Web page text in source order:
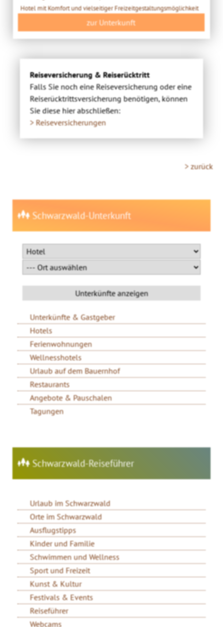
Hotel mit Komfort und vielseitiger Freizeitgestaltungsmöglichkeit
zur Unterkunft
Reiseversicherung & Reiserücktritt
Falls Sie noch eine Reiseversicherung oder eine
Reiserücktrittsversicherung benötigen, können
Sie diese hier abschließen:
> Reiseversicherungen
> zurück
Schwarzwald-Unterkunft
Unterkünfte & Gastgeber
Hotels
Ferienwohnungen
Wellnesshotels
Urlaub auf dem Bauernhof
Restaurants
Angebote & Pauschalen
Tagungen
Schwarzwald-Reiseführer
Urlaub im Schwarzwald
Orte im Schwarzwald
Ausflugstipps
Kinder und Familie
Schwimmen und Wellness
Sport und Freizeit
Kunst & Kultur
Festivals & Events
Reiseführer
Webcams